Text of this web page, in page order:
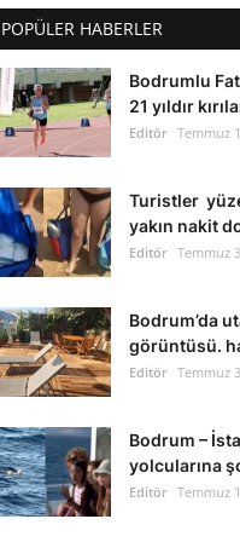
POPÜLER HABERLER
Bodrumlu
21 yıldır
Editör Temmuz
Turistler
yakın nakit
Editör Temmuz
Bodrum’da
görüntüsü.
Editör Temmuz
Bodrum –
yolcularına
Editör Temmuz